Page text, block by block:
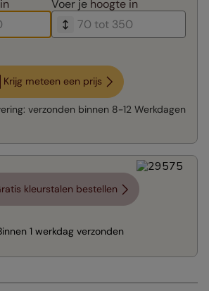
Voer je hoogte in
Krijg meteen een prijs
verzonden binnen 8-12 Werkdagen
kleurstalen bestellen
1 werkdag verzonden